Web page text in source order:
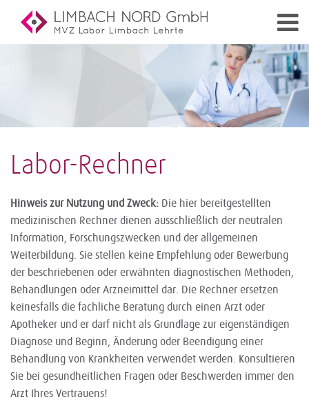
Labor-Rechner
Hinweis zur Nutzung und Zweck: Die hier bereitgestellten
medizinischen Rechner dienen ausschließlich der neutralen
Information, Forschungszwecken und der allgemeinen
Weiterbildung. Sie stellen keine Empfehlung oder Bewerbung
der beschriebenen oder erwähnten diagnostischen Methoden,
Behandlungen oder Arzneimittel dar. Die Rechner ersetzen
keinesfalls die fachliche Beratung durch einen Arzt oder
Apotheker und er darf nicht als Grundlage zur eigenständigen
Diagnose und Beginn, Änderung oder Beendigung einer
Behandlung von Krankheiten verwendet werden. Konsultieren
Sie bei gesundheitlichen Fragen oder Beschwerden immer den
Arzt Ihres Vertrauens!